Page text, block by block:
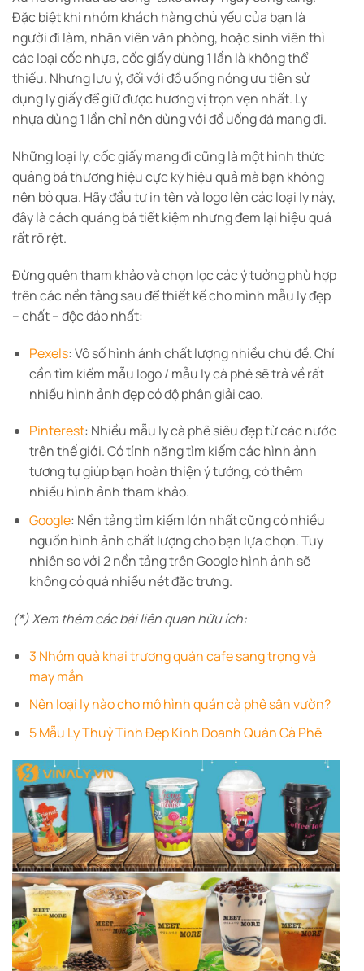
Đặc biệt khi nhóm khách hàng chủ yếu của bạn là
người đi làm, nhân viên văn phòng, hoặc sinh viên thì
các loại cốc nhựa, cốc giấy dùng 1 lần là không thể
thiếu. Nhưng lưu ý, đối với đồ uống nóng ưu tiên sử
dụng ly giấy để giữ được hương vị trọn vẹn nhất. Ly
nhựa dùng 1 lần chỉ nên dùng với đồ uống đá mang đi.
Những loại ly, cốc giấy mang đi cũng là một hình thức
quảng bá thương hiệu cực kỳ hiệu quả mà bạn không
nên bỏ qua. Hãy đầu tư in tên và logo lên các loại ly này,
đây là cách quảng bá tiết kiệm nhưng đem lại hiệu quả
rất rõ rệt.
Đừng quên tham khảo và chọn lọc các ý tưởng phù hợp
trên các nền tảng sau để thiết kế cho mình mẫu ly đẹp
– chất – độc đáo nhất:
Pexels: Vô số hình ảnh chất lượng nhiều chủ đề. Chỉ
cần tìm kiếm mẫu logo / mẫu ly cà phê sẽ trả về rất
nhiều hình ảnh đẹp có độ phân giải cao.
Pinterest: Nhiều mẫu ly cà phê siêu đẹp từ các nước
trên thế giới. Có tính năng tìm kiếm các hình ảnh
tương tự giúp bạn hoàn thiện ý tưởng, có thêm
nhiều hình ảnh tham khảo.
Google: Nền tảng tìm kiếm lớn nhất cũng có nhiều
nguồn hình ảnh chất lượng cho bạn lựa chọn. Tuy
nhiên so với 2 nền tảng trên Google hình ảnh sẽ
không có quá nhiều nét đăc trưng.
(*) Xem thêm các bài liên quan hữu ích:
3 Nhóm quà khai trương quán cafe sang trọng và
may mắn
Nên loại ly nào cho mô hình quán cà phê sân vườn?
5 Mẫu Ly Thuỷ Tinh Đẹp Kinh Doanh Quán Cà Phê